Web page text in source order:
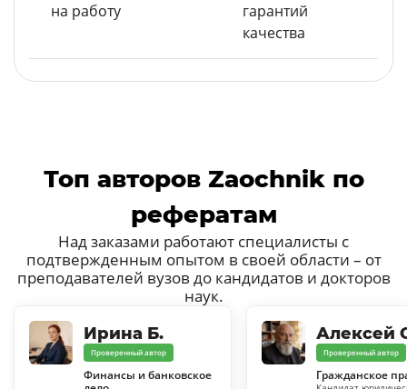
на работу
гарантий
качества
Топ авторов Zaochnik по
рефератам
Над заказами работают специалисты с
подтвержденным опытом в своей области – от
преподавателей вузов до кандидатов и докторов
наук.
Ирина Б.
Проверенный автор
Финансы и банковское
Алексей
Проверенный автор
Гражданское